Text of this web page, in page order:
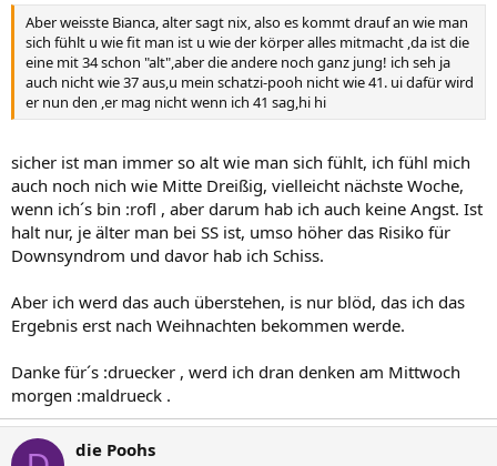
Aber weisste Bianca, alter sagt nix, also es kommt drauf an wie man
sich fühlt u wie fit man ist u wie der körper alles mitmacht ,da ist die
eine mit 34 schon "alt",aber die andere noch ganz jung! ich seh ja
auch nicht wie 37 aus,u mein schatzi-pooh nicht wie 41. ui dafür wird
er nun den ,er mag nicht wenn ich 41 sag,hi hi
sicher ist man immer so alt wie man sich fühlt, ich fühl mich
auch noch nich wie Mitte Dreißig, vielleicht nächste Woche,
wenn ich´s bin :rofl , aber darum hab ich auch keine Angst. Ist
halt nur, je älter man bei SS ist, umso höher das Risiko für
Downsyndrom und davor hab ich Schiss.
Aber ich werd das auch überstehen, is nur blöd, das ich das
Ergebnis erst nach Weihnachten bekommen werde.
Danke für´s :druecker , werd ich dran denken am Mittwoch
morgen :maldrueck .
die Poohs